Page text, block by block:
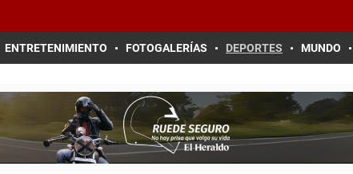
ENTRETENIMIENTO FOTOGALERÍAS DEPORTES MUNDO